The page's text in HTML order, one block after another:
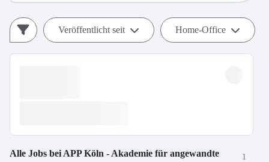
Veröffentlicht seit Home-Office
Alle Jobs bei APP Köln - Akademie für angewandte
1